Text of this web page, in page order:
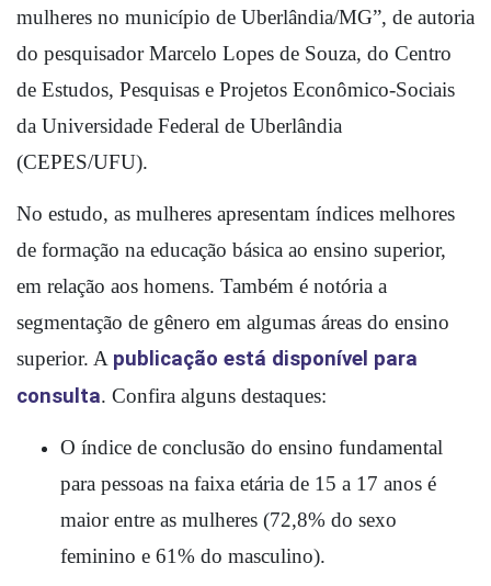
mulheres no município de Uberlândia/MG”, de autoria
do pesquisador Marcelo Lopes de Souza, do Centro
de Estudos, Pesquisas e Projetos Econômico-Sociais
da Universidade Federal de Uberlândia
(CEPES/UFU).
No estudo, as mulheres apresentam índices melhores
de formação na educação básica ao ensino superior,
em relação aos homens. Também é notória a
segmentação de gênero em algumas áreas do ensino
superior. A publicação está disponível para
consulta. Confira alguns destaques:
O índice de conclusão do ensino fundamental
para pessoas na faixa etária de 15 a 17 anos é
maior entre as mulheres (72,8% do sexo
feminino e 61% do masculino).